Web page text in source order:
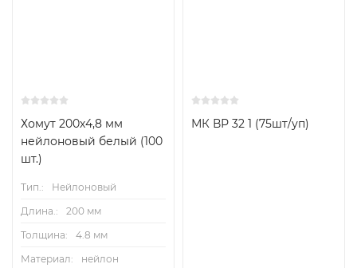
Хомут 200х4,8 мм
нейлоновый белый (100
шт.)
Тип.:
Нейлоновый
Длина.:
200 мм
Толщина:
4.8 мм
Материал:
нейлон
МК ВР 32 1 (75шт/уп)